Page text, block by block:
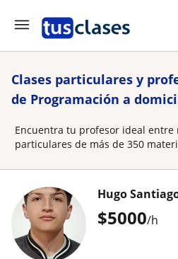
Clases particulares y
de Programación a
Encuentra tu profesor ideal entre
particulares de más de 350
$5000/h
Hugo